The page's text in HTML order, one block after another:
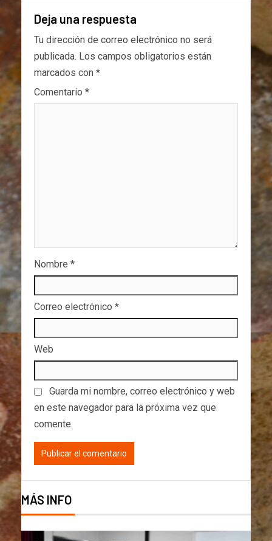
Deja una respuesta
Tu dirección de correo electrónico no será
publicada. Los campos obligatorios están
marcados con *
Comentario *
Nombre *
Correo electrónico *
Web
Guarda mi nombre, correo electrónico y web
en este navegador para la próxima vez que
comente.
MÁS INFO